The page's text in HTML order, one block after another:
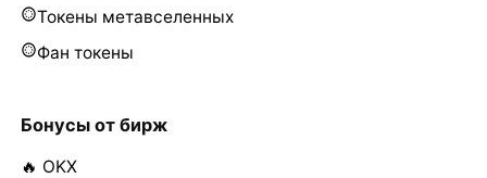
Токены метавселенных
Фан токены
Бонусы от бирж
🔥 OKX